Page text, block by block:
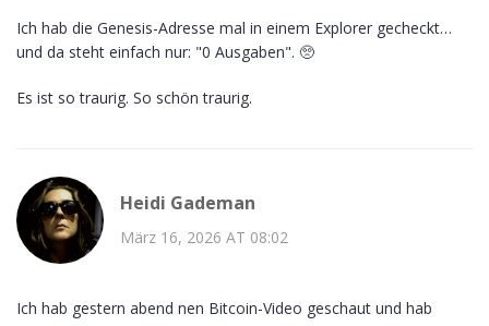
Ich hab die Genesis-Adresse mal in einem Explorer gecheckt…
und da steht einfach nur: "0 Ausgaben". 🥺
Es ist so traurig. So schön traurig.
Heidi Gademan
März 16, 2026 AT 08:02
Ich hab gestern abend nen Bitcoin-Video geschaut und hab